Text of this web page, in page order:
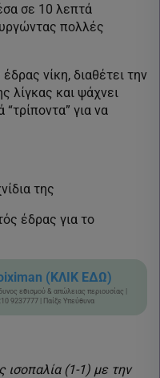
σε 10 λεπτά
πολλές
νίκη, διαθέτει την
λίγκας και ψάχνει
για να
της
έδρας για το
(ΚΛΙΚ ΕΔΩ)
εθισμού & απώλειας περιουσίας |
9237777 | Παίξε Υπεύθυνα
(1-1) με την